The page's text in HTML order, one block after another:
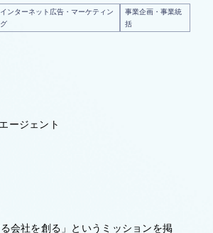
インターネット広告・マーケティン
グ
事業企画・事業統
括
ージェント
会社を創る」というミッションを掲